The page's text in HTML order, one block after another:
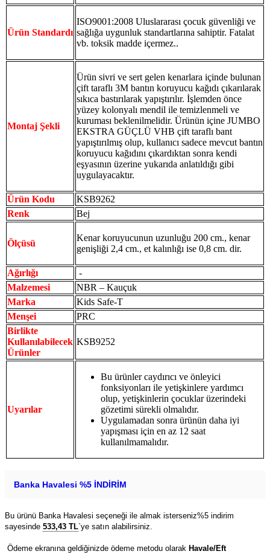
Ürün Standardı
ISO9001:2008 Uluslararası çocuk güvenliği ve
sağlığa uygunluk standartlarına sahiptir. Fatalat
vb. toksik madde içermez..
Montaj Şekli
Ürün sivri ve sert gelen kenarlara içinde bulunan
çift taraflı 3M bantın koruyucu kağıdı çıkarılarak
sıkıca bastırılarak yapıştırılır. İşlemden önce
yüzey kolonyalı mendil ile temizlenmeli ve
kuruması beklenilmelidir. Ürünün içine JUMBO
EKSTRA GÜÇLÜ VHB çift taraflı bant
yapıştırılmış olup, kullanıcı sadece mevcut bantın
koruyucu kağıdını çıkardıktan sonra kendi
eşyasının üzerine yukarıda anlatıldığı gibi
uygulayacaktır.
Ürün Kodu
KSB9262
Renk
Bej
Ölçüsü
Kenar koruyucunun uzunluğu 200 cm., kenar
genişliği 2,4 cm., et kalınlığı ise 0,8 cm. dir.
Ağırlığı
-
Malzemesi
NBR – Kauçuk
Marka
Kids Safe-T
Menşei
PRC
Birlikte
Kullanılabilecek
Ürünler
KSB9252
Uyarılar
Bu ürünler caydırıcı ve önleyici
fonksiyonları ile yetişkinlere yardımcı
olup, yetişkinlerin çocuklar üzerindeki
gözetimi sürekli olmalıdır.
Uygulamadan sonra ürünün daha iyi
yapışması için en az 12 saat
kullanılmamalıdır.
Banka Havalesi %5 İNDİRİM
Bu ürünü Banka Havalesi seçeneği ile almak isterseniz%5 indirim
sayesinde 533,43 TL`ye satın alabilirsiniz.
Ödeme ekranına geldiğinizde ödeme metodu olarak Havale/Eft